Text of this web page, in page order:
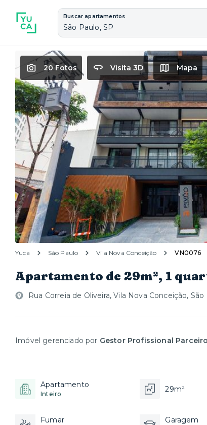
Buscar apartamentos
São Paulo, SP
20 Fotos Visita 3D Mapa
Yuca São Paulo Vila Nova Conceição VN0076
Apartamento de 29m², 1
Rua Correia de Oliveira, Vila Nova Conceição, São
Imóvel gerenciado por Gestor Profissional Parceiro
Apartamento
Inteiro
29m²
Fumar Garagem